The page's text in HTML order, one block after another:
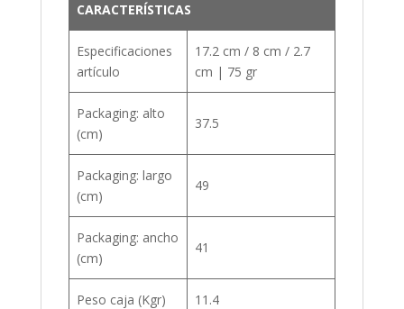
CARACTERÍSTICAS
Especificaciones
artículo
17.2 cm / 8 cm / 2.7
cm | 75 gr
Packaging: alto
(cm)
37.5
Packaging: largo
(cm)
49
Packaging: ancho
(cm)
41
Peso caja (Kgr) 11.4